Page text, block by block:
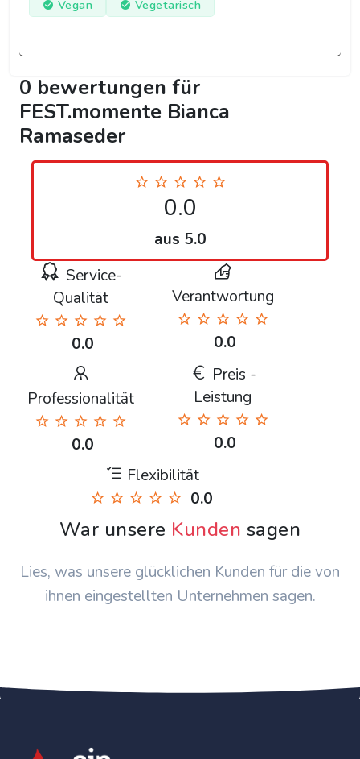
Vegan Vegetarisch
0 bewertungen für
FEST.momente Bianca
Ramaseder
0.0
aus 5.0
Service-
Qualität
0.0
Verantwortung
0.0
Professionalität
0.0
Preis -
Leistung
0.0
Flexibilität
0.0
War unsere Kunden sagen
Lies, was unsere glücklichen Kunden für die von
ihnen eingestellten Unternehmen sagen.